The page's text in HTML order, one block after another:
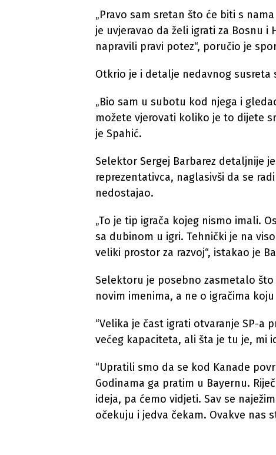
„Pravo sam sretan što će biti s
je uvjeravao da želi igrati za Bosnu
napravili pravi potez“, poručio je
Otkrio je i detalje nedavnog
„Bio sam u subotu kod njega i
možete vjerovati koliko je to dijete
je Spahić.
Selektor Sergej Barbarez detaljnije
reprezentativca, naglasivši da se
nedostajao.
„To je tip igrača kojeg nismo imali.
sa dubinom u igri. Tehnički je na
veliki prostor za razvoj“, istakao je
Selektoru je posebno zasmetalo
novim imenima, a ne o igračima
“Velika je čast igrati otvaranje SP-a
većeg kapaciteta, ali šta je tu je, mi
“Upratili smo da se kod Kanade
Godinama ga pratim u Bayernu.
ideja, pa ćemo vidjeti. Sav se
očekuju i jedva čekam. Ovakve nas